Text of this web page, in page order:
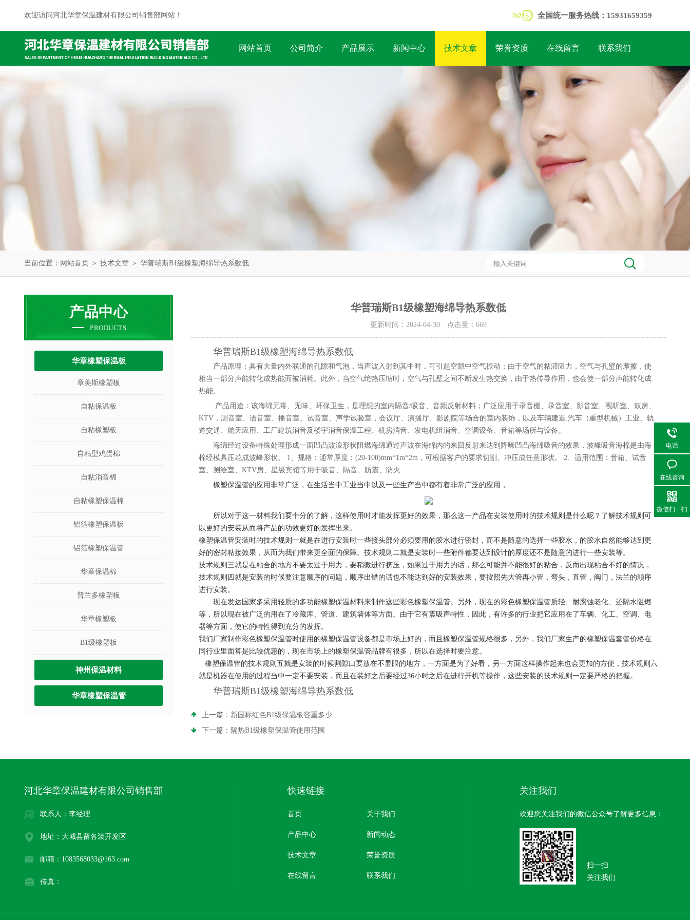
欢迎访问河北华章保温建材有限公司销售部网站！ 全国统一服务热线：15931659359
网站首页 公司简介 产品展示 新闻中心 技术文章 荣誉资质 在线留言 联系我们
当前位置： 网站首页 ＞ 技术文章 ＞ 华普瑞斯B1级橡塑海绵导热系数低
产品中心
PRODUCTS
华章橡塑保温板
章美斯橡塑板
自粘保温板
自粘橡塑板
自粘型鸡蛋棉
自粘消音棉
自粘橡塑保温棉
铝箔橡塑保温板
铝箔橡塑保温管
华章保温棉
普兰多橡塑板
华章橡塑板
B1级橡塑板
神州保温材料
华章橡塑保温管
华普瑞斯B1级橡塑海绵导热系数低
更新时间：2024-04-30 点击量： 669
华普瑞斯B1级橡塑海绵导热系数低
产品原理：具有大量内外联通的孔隙和气泡，当声波入射到其中时，可引起空隙中空气振动；由于空气的粘滞阻力，空气与孔壁的摩擦，使
相当一部分声能转化成热能而被消耗。此外，当空气绝热压缩时，空气与孔壁之间不断发生热交换，由于热传导作用，也会使一部分声能转化成
热能。
产品用途：该海绵无毒、无味、环保卫生，是理想的室内隔音/吸音、音频反射材料；广泛应用于录音棚、录音室、影音室、视听室、鼓房、
KTV ，测音室、语音室、播音室、试音室、声学试验室，会议厅、演播厅、影剧院等场合的室内装饰，以及车辆建造.汽车（重型机械）工业、轨
道交通、航天应用、工厂建筑消音及楼宇消音保温工程、机房消音、发电机组消音、空调设备、音箱等场所与设备。
海绵经过设备特殊处理形成一面凹凸波浪形状阻燃海绵通过声波在海绵内的来回反射来达到降噪凹凸海绵吸音的效果，波峰吸音海棉是由海
棉经模具压花成波峰形状。
1、规格：通常厚度： (20-100)mm*1m*2m ，可根据客户的要求切割、冲压成任意形状。 2、适用范围：音箱、试音
室、测绘室、 KTV房、星级宾馆等用于吸音、隔音、防震、防火
橡塑保温管的应用非常广泛，在生活当中工业当中以及一些生产当中都有着非常广泛的应用，
所以对于这一材料我们要十分的了解，这样使用时才能发挥更好的效果，那么这一产品在安装使用时的技术规则是什么呢？了解技术规则可
以更好的安装从而将产品的功效更好的发挥出来。
橡塑保温管安装时的技术规则一就是在进行安装时一些接头部分必须要用的胶水进行密封，而不是随意的选择一些胶水，的胶水自然能够达到更
好的密封粘接效果，从而为我们带来更全面的保障。技术规则二就是安装时一些附件都要达到设计的厚度还不是随意的进行一些安装等。
技术规则三就是在粘合的地方不要太过于用力，要稍微进行挤压，如果过于用力的话，那么可能并不能很好的粘合，反而出现粘合不好的情况 ，
技术规则四就是安装的时候要注意顺序的问题，顺序出错的话也不能达到好的安装效果，要按照先大管再小管，弯头，直管，阀门，法兰的顺序
进行安装。
现在发达国家多采用轻质的多功能橡塑保温材料来制作这些彩色橡塑保温管。另外，现在的彩色橡塑保温管质轻、耐腐蚀老化、还隔水阻燃
等，所以现在被广泛的用在了冷藏库、管道、建筑墙体等方面。由于它有震吸声特性，因此，有许多的行业把它应用在了车辆、化工、空调、电
器等方面，使它的特性得到充分的发挥。
我们厂家制作彩色橡塑保温管时使用的橡塑保温管设备都是市场上好的，而且橡塑保温管规格很多，另外，我们厂家生产的橡塑保温套管价格在
同行业里面算是比较优惠的，现在市场上的橡塑保温管品牌有很多，所以在选择时要注意。
橡塑保温管的技术规则五就是安装的时候割隙口要放在不显眼的地方，一方面是为了好看，另一方面这样操作起来也会更加的方便，技术规则六
就是机器在使用的过程当中一定不要安装，而且在装好之后要经过36小时之后在进行开机等操作，这些安装的技术规则一定要严格的把握。
华普瑞斯B1级橡塑海绵导热系数低
上一篇： 新国标红色B1级保温板容重多少
下一篇： 隔热B1级橡塑保温管使用范围
河北华章保温建材有限公司销售部
联系人：李经理
地址：大城县留各装开发区
邮箱：1083568033@163.com
传真：
快速链接
首页 关于我们
产品中心 新闻动态
技术文章 荣誉资质
在线留言 联系我们
关注我们
欢迎您关注我们的微信公众号了解更多信息：
扫一扫
关注我们
电话
在线咨询
微信扫一扫